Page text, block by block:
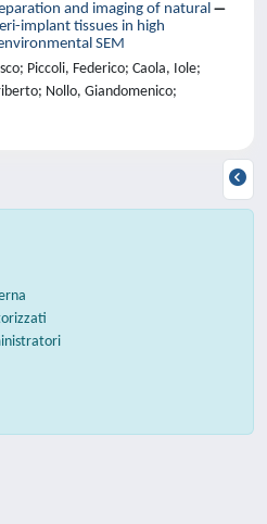
and imaging of natural
implant tissues in high
SEM
Piccoli, Federico; Caola, Iole;
Nollo, Giandomenico;